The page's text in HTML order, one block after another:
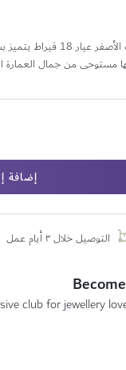
سوار "لايس بتيت" المصنوع من
مستوحى من جمال العمارة
إضافة
التوصيل خلال ٣ أيام عمل
club for jewellery